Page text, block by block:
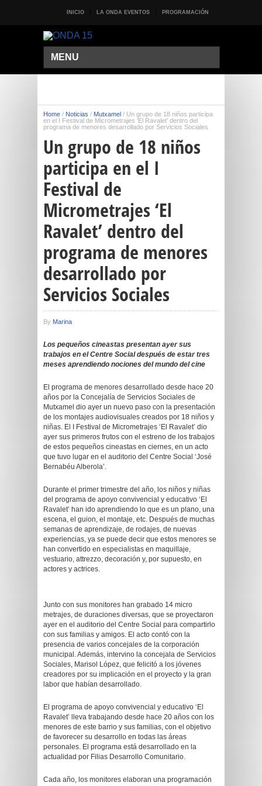
INICIO LA ONDA EVENTOS PROGRAMACIÓN
MENU
Home / Noticias / Mutxamel / Un grupo de 18 niños participa
en el I Festival de Micrometrajes ‘El Ravalet’ dentro del
programa de menores desarrollado por Servicios Sociales
Un grupo de 18 niños
participa en el I
Festival de
Micrometrajes ‘El
Ravalet’ dentro del
programa de menores
desarrollado por
Servicios Sociales
By Marina
Los pequeños cineastas presentan ayer sus
trabajos en el Centre Social después de estar tres
meses aprendiendo nociones del mundo del cine
El programa de menores desarrollado desde hace 20
años por la Concejalía de Servicios Sociales de
Mutxamel dio ayer un nuevo paso con la presentación
de los montajes audiovisuales creados por 18 niños y
niñas. El I Festival de Micrometrajes ‘El Ravalet’ dio
ayer sus primeros frutos con el estreno de los trabajos
de estos pequeños cineastas en ciernes, en un acto
que tuvo lugar en el auditorio del Centre Social ‘José
Bernabéu Alberola’.
Durante el primer trimestre del año, los niños y niñas
del programa de apoyo convivencial y educativo ‘El
Ravalet’ han ido aprendiendo lo que es un plano, una
escena, el guion, el montaje, etc. Después de muchas
semanas de aprendizaje, de rodajes, de nuevas
experiencias, ya se puede decir que estos menores se
han convertido en especialistas en maquillaje,
vestuario, attrezzo, decoración y, por supuesto, en
actores y actrices.
Junto con sus monitores han grabado 14 micro
metrajes, de duraciones diversas, que se proyectaron
ayer en el auditorio del Centre Social para compartirlo
con sus familias y amigos. El acto contó con la
presencia de varios concejales de la corporación
municipal. Además, intervino la concejala de Servicios
Sociales, Marisol López, que felicitó a los jóvenes
creadores por su implicación en el proyecto y la gran
labor que habían desarrollado.
El programa de apoyo convivencial y educativo ‘El
Ravalet’ lleva trabajando desde hace 20 años con los
menores de este barrio y sus familias, con el objetivo
de favorecer su desarrollo en todas las áreas
personales. El programa está desarrollado en la
actualidad por Filias Desarrollo Comunitario.
Cada año, los monitores elaboran una programación